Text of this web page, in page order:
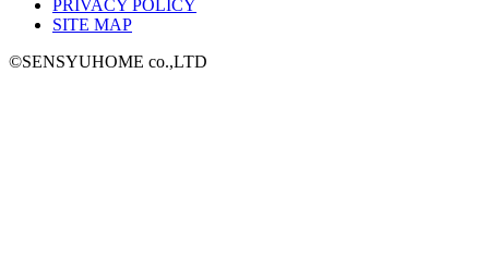
PRIVACY POLICY
SITE MAP
©SENSYUHOME co.,LTD